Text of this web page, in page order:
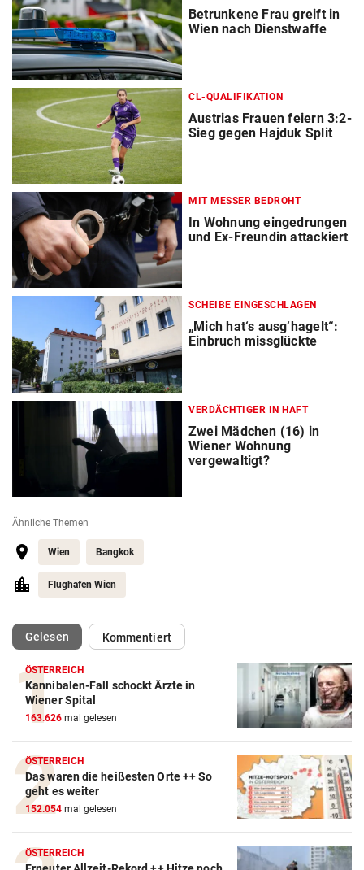
Betrunkene Frau greift in
Wien nach Dienstwaffe
CL-QUALIFIKATION
Austrias Frauen feiern 3:2-
Sieg gegen Hajduk Split
MIT MESSER BEDROHT
In Wohnung eingedrungen
und Ex-Freundin attackiert
SCHEIBE EINGESCHLAGEN
„Mich hat‘s ausg‘hagelt“:
Einbruch missglückte
VERDÄCHTIGER IN HAFT
Zwei Mädchen (16) in
Wiener Wohnung
vergewaltigt?
Ähnliche Themen
Wien Bangkok
Flughafen Wien
Gelesen(ausgewählt)Kommentiert
ÖSTERREICH
Kannibalen-Fall schockt Ärzte in
Wiener Spital
163.626 mal gelesen
ÖSTERREICH
Das waren die heißesten Orte ++ So
geht es weiter
152.054 mal gelesen
ÖSTERREICH